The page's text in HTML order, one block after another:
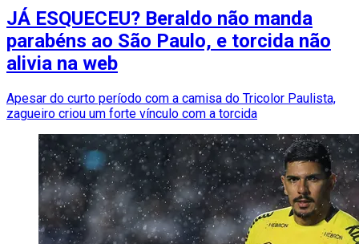
JÁ ESQUECEU? Beraldo não manda
parabéns ao São Paulo, e torcida não
alivia na web
Apesar do curto período com a camisa do Tricolor Paulista,
zagueiro criou um forte vínculo com a torcida